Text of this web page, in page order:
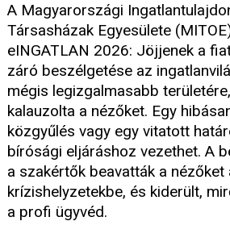
A Magyarországi
Társasházak Egyesülete
eINGATLAN 2026: Jöjjenek a
záró beszélgetése az
mégis legizgalmasabb
kalauzolta a nézőket. Egy
közgyűlés vagy egy vitatott
bírósági eljáráshoz vezethet. A
a szakértők beavatták a nézőket
krízishelyzetekbe, és kiderült,
a profi ügyvéd.